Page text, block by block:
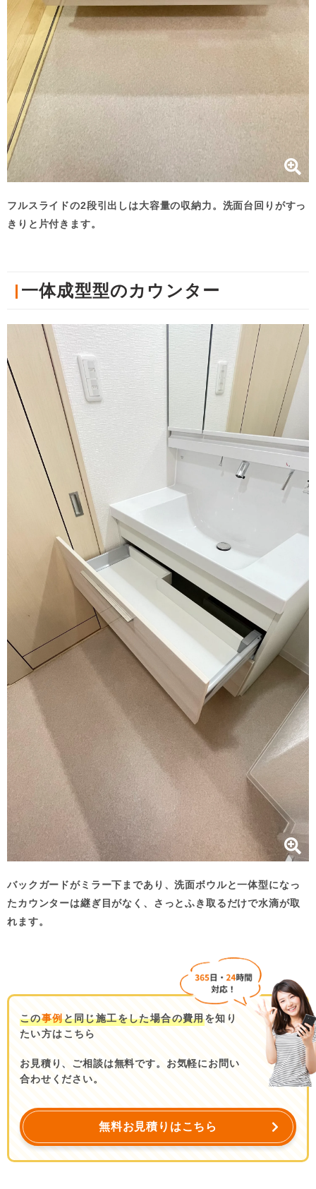
フルスライドの2段引出しは大容量の収納力。洗面台回りがすっ
きりと片付きます。
一体成型型のカウンター
バックガードがミラー下まであり、洗面ボウルと一体型になっ
たカウンターは継ぎ目がなく、さっとふき取るだけで水滴が取
れます。
この事例と同じ施工をした場合の費用を知り
たい方はこちら
お見積り、ご相談は無料です。お気軽にお問い
合わせください。
無料お見積りはこちら